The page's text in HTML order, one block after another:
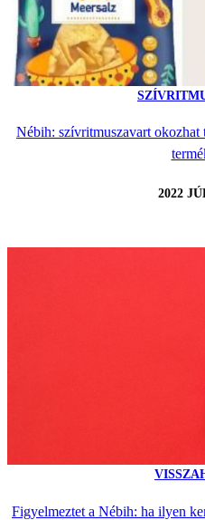
Nébih: szívritmuszavart okozhat
2022
Figyelmeztet a Nébih: ha ilyen